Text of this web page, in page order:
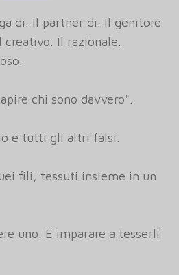
di. Il partner di. Il genitore
Il razionale.
chi sono davvero".
e tutti gli altri falsi.
fili, tessuti insieme in un
uno. È imparare a tesserli